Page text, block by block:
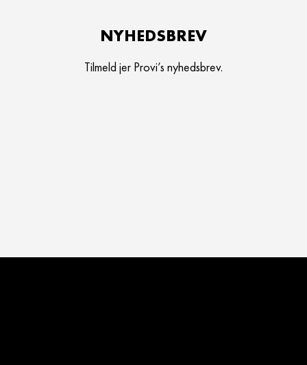
NYHEDSBREV
Tilmeld jer Provi’s nyhedsbrev.